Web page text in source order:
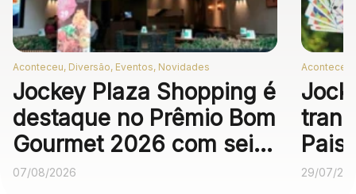
Aconteceu, Diversão, Eventos, Novidades
Jockey Plaza Shopping é
destaque no Prêmio Bom
Gourmet 2026 com seis
operações
07/08/2026
Pais
29/07/